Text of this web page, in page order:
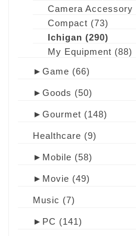
Camera Accessory
Compact (73)
Ichigan (290)
My Equipment (88)
► Game (66)
► Goods (50)
► Gourmet (148)
Healthcare (9)
► Mobile (58)
► Movie (49)
Music (7)
► PC (141)